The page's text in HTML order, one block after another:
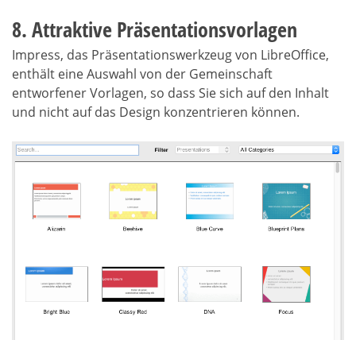
8. Attraktive Präsentationsvorlagen
Impress, das Präsentationswerkzeug von LibreOffice,
enthält eine Auswahl von der Gemeinschaft
entworfener Vorlagen, so dass Sie sich auf den Inhalt
und nicht auf das Design konzentrieren können.